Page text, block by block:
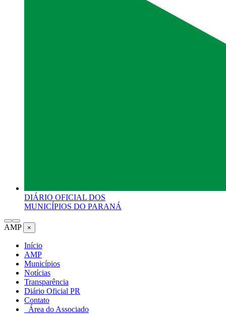
DIÁRIO OFICIAL DOS
MUNICÍPIOS DO PARANÁ
AMP ×
Início
AMP
Municípios
Notícias
Transparência
Diário Oficial PR
Contato
Área do Associado